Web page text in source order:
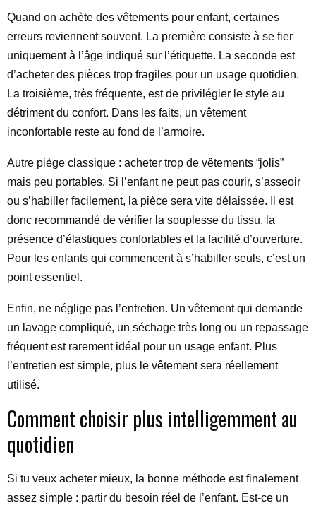
Quand on achète des vêtements pour enfant, certaines
erreurs reviennent souvent. La première consiste à se fier
uniquement à l’âge indiqué sur l’étiquette. La seconde est
d’acheter des pièces trop fragiles pour un usage quotidien.
La troisième, très fréquente, est de privilégier le style au
détriment du confort. Dans les faits, un vêtement
inconfortable reste au fond de l’armoire.
Autre piège classique : acheter trop de vêtements “jolis”
mais peu portables. Si l’enfant ne peut pas courir, s’asseoir
ou s’habiller facilement, la pièce sera vite délaissée. Il est
donc recommandé de vérifier la souplesse du tissu, la
présence d’élastiques confortables et la facilité d’ouverture.
Pour les enfants qui commencent à s’habiller seuls, c’est un
point essentiel.
Enfin, ne néglige pas l’entretien. Un vêtement qui demande
un lavage compliqué, un séchage très long ou un repassage
fréquent est rarement idéal pour un usage enfant. Plus
l’entretien est simple, plus le vêtement sera réellement
utilisé.
Comment choisir plus intelligemment au
quotidien
Si tu veux acheter mieux, la bonne méthode est finalement
assez simple : partir du besoin réel de l’enfant. Est-ce un